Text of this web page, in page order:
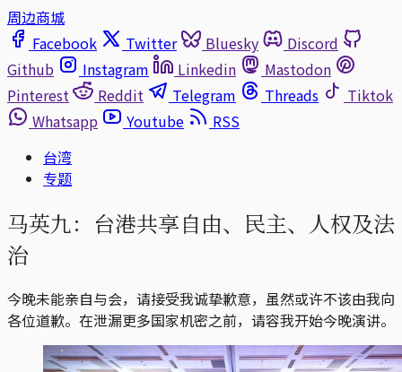
周边商城
Facebook
Twitter Bluesky
Discord
Github
Instagram Linkedin
Mastodon
Pinterest
Reddit Telegram Threads
Tiktok
Whatsapp
Youtube
RSS
台湾
专题
马英九：台港共享自由、民主、人权及法
治
今晚未能亲自与会，请接受我诚挚歉意，虽然或许不该由我向
各位道歉。在泄漏更多国家机密之前，请容我开始今晚演讲。